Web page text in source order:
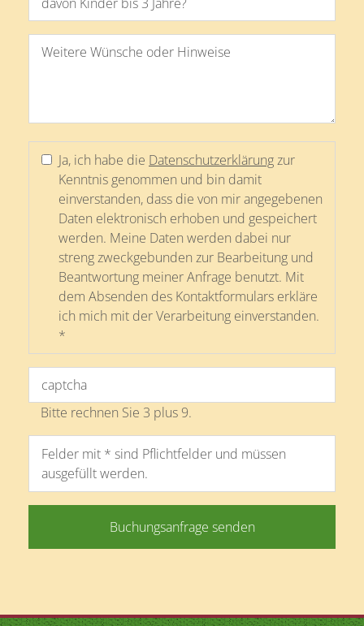
Ja, ich habe die Datenschutzerklärungzur
Kenntnis genommen und bin damit
einverstanden, dass die von mir angegebenen
Daten elektronisch erhoben und gespeichert
werden. Meine Daten werden dabei nur
streng zweckgebunden zur Bearbeitung und
Beantwortung meiner Anfrage benutzt. Mit
dem Absenden des Kontaktformulars erkläre
ich mich mit der Verarbeitung einverstanden.
*
Bitte rechnen Sie 3 plus 9.
Felder mit * sind Pflichtfelder und müssen
ausgefüllt werden.
Buchungsanfrage senden